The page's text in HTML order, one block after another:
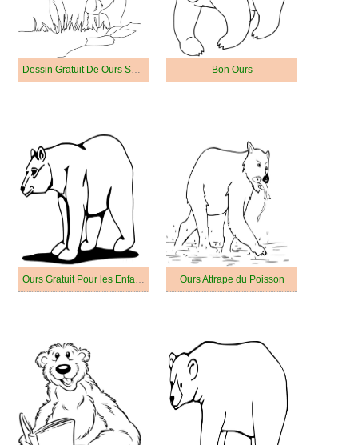
Dessin Gratuit De Ours Souriant Grizzly Bon Ours
Ours Gratuit Pour les Enfants Ours Attrape du Poisson